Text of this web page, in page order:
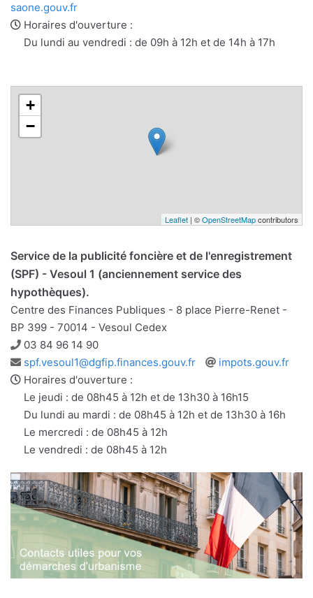
e-
mail
saone.gouv.fr
Horaires d'ouverture :
Du lundi au vendredi : de 09h à 12h et de 14h à 17h
+
−
Leaflet | ©OpenStreetMapcontributors
Service de la publicité foncière et de l'enregistrement
(SPF) - Vesoul 1 (anciennement service des
hypothèques).
Centre des Finances Publiques - 8 place Pierre-Renet -
BP 399 - 70014 - Vesoul Cedex
Téléphone
03 84 96 14 90
Adresse
e-
mail
spf.vesoul1@dgfip.finances.gouv.fr
Site
impots.gouv.fr
Horaires d'ouverture :
Le jeudi : de 08h45 à 12h et de 13h30 à 16h15
Du lundi au mardi : de 08h45 à 12h et de 13h30 à 16h
Le mercredi : de 08h45 à 12h
Le vendredi : de 08h45 à 12h